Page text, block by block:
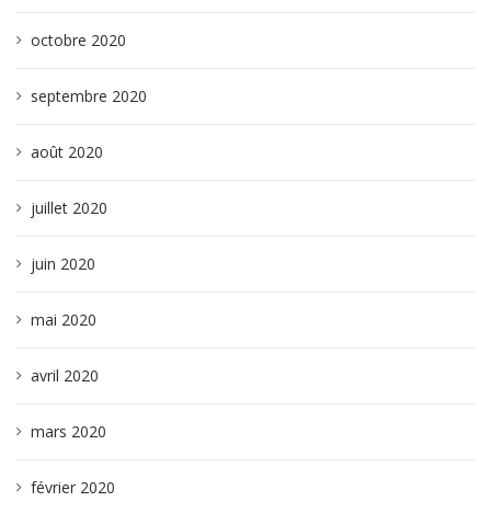
octobre 2020
septembre 2020
août 2020
juillet 2020
juin 2020
mai 2020
avril 2020
mars 2020
février 2020